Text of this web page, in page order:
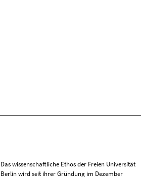
Das wissenschaftliche Ethos der Freien Universität
Berlin wird seit ihrer Gründung im Dezember